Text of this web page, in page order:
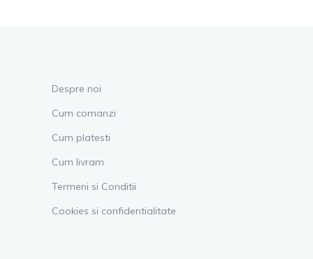
Despre noi
Cum comanzi
Cum platesti
Cum livram
Termeni si Conditii
Cookies si confidentialitate